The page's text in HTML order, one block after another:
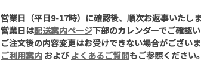
営業日（平日9-17時）に確認後、順次お返事いたしま
営業日は配送案内ページ下部のカレンダーでご確認い
ご注文後の内容変更はお受けできない場合がございま
ご利用案内 および よくあるご質問もご参照ください。